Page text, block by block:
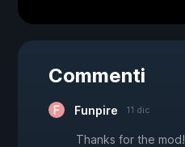
Commenti
Funpire 11 dic
Thanks for the mod!